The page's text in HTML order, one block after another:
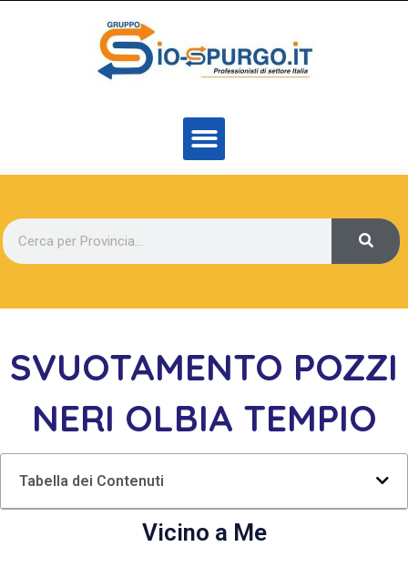
SVUOTAMENTO POZZI
NERI OLBIA TEMPIO
Tabella dei Contenuti
Vicino a Me